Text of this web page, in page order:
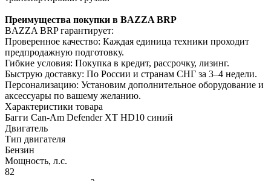
Преимущества покупки в BAZZA BRP
BAZZA BRP гарантирует:
Проверенное качество: Каждая единица техники проходит
предпродажную подготовку.
Гибкие условия: Покупка в кредит, рассрочку, лизинг.
Быструю доставку: По России и странам СНГ за 3–4 недели.
Персонализацию: Установим дополнительное оборудование и
аксессуары по вашему желанию.
Характеристики товара
Багги Can-Am Defender XT HD10 синий
Двигатель
Тип двигателя
Бензин
Мощность, л.с.
82